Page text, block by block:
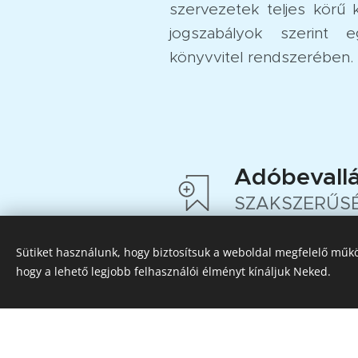
szervezetek teljes körű
jogszabályok szerint
könyvvitel rendszerében.
változásainak nyomon
bevallása az illetékes
határidőre.
Sütiket használunk, hogy biztosítsuk a weboldal megfelelő
hogy a lehető legjobb felhasználói élményt kínáljuk Neked.